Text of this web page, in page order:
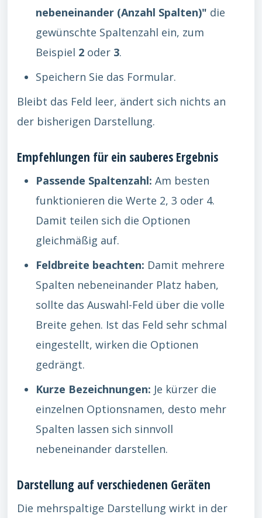
nebeneinander (Anzahl Spalten)" die
gewünschte Spaltenzahl ein, zum
Beispiel 2 oder 3.
Speichern Sie das Formular.
Bleibt das Feld leer, ändert sich nichts an
der bisherigen Darstellung.
Empfehlungen für ein sauberes Ergebnis
Passende Spaltenzahl: Am besten
funktionieren die Werte 2, 3 oder 4.
Damit teilen sich die Optionen
gleichmäßig auf.
Feldbreite beachten: Damit mehrere
Spalten nebeneinander Platz haben,
sollte das Auswahl-Feld über die volle
Breite gehen. Ist das Feld sehr schmal
eingestellt, wirken die Optionen
gedrängt.
Kurze Bezeichnungen: Je kürzer die
einzelnen Optionsnamen, desto mehr
Spalten lassen sich sinnvoll
nebeneinander darstellen.
Darstellung auf verschiedenen Geräten
Die mehrspaltige Darstellung wirkt in der